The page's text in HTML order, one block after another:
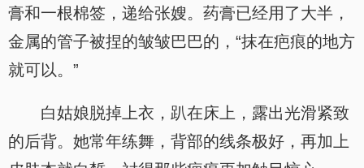
膏和一根棉签，递给张嫂。药膏已经用了大半，
金属的管子被捏的皱皱巴巴的，“抹在疤痕的地方
就可以。”
白姑娘脱掉上衣，趴在床上，露出光滑紧致
的后背。她常年练舞，背部的线条极好，再加上